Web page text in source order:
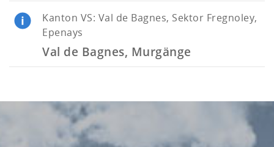
Kanton VS: Val de Bagnes, Sektor Fregnoley,
Epenays
Val de Bagnes, Murgänge